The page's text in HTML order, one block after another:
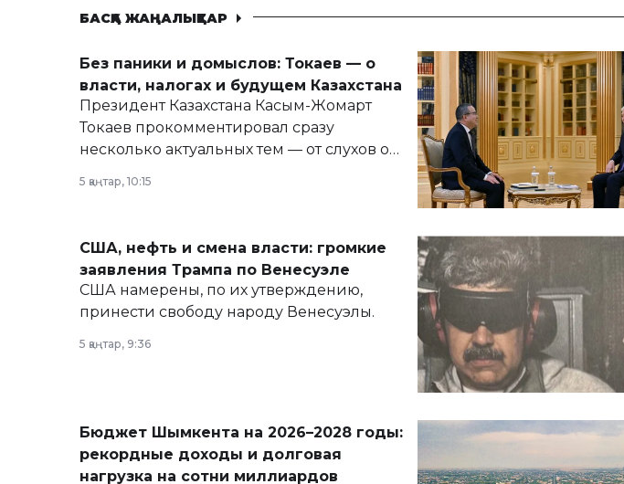
БАСҚА ЖАҢАЛЫҚТАР
Без паники и домыслов: Токаев — о
власти, налогах и будущем Казахстана
Президент Казахстана Касым-Жомарт
Токаев прокомментировал сразу
несколько актуальных тем — от слухов о
армии, экономики и личного здоровья.
5 қаңтар, 10:15
США, нефть и смена власти: громкие
заявления Трампа по Венесуэле
США намерены, по их утверждению,
принести свободу народу Венесуэлы.
5 қаңтар, 9:36
Бюджет Шымкента на 2026–2028 годы:
рекордные доходы и долговая
нагрузка на сотни миллиардов